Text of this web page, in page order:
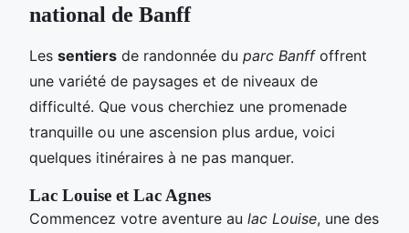
national de Banff
Les sentiers de randonnée du parc Banffoffrent
une variété de paysages et de niveaux de
difficulté. Que vous cherchiez une promenade
tranquille ou une ascension plus ardue, voici
quelques itinéraires à ne pas manquer.
Lac Louise et Lac Agnes
Commencez votre aventure au lac Louise, une des